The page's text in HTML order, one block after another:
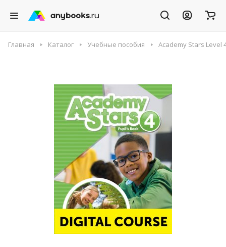
Главная Каталог Учебные пособия Academy Stars Level